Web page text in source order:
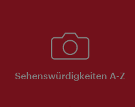
Sehenswürdigkeiten A-Z